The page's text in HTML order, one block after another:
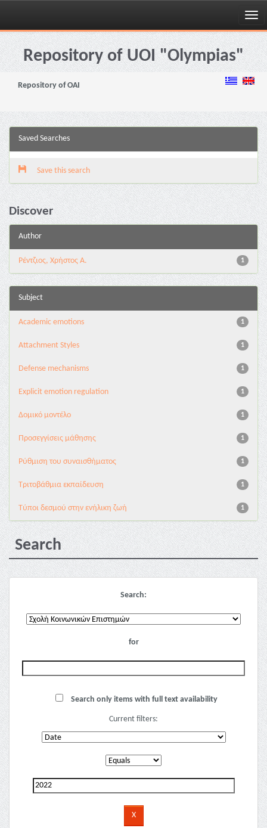
Skip
navigationRepository of UOI "Olympias"
Repository of OAI
Saved Searches
Save this search
Discover
Author
1
Ρέντζιος, Χρήστος Α.
Subject
1
Academic emotions
1
Attachment Styles
1
Defense mechanisms
1
Explicit emotion regulation
1
Δομικό μοντέλο
1
Προσεγγίσεις μάθησης
1
Ρύθμιση του συναισθήματος
1
Τριτοβάθμια εκπαίδευση
1
Τύποι δεσμού στην ενήλικη ζωή
Search
Search:
for
Search only items with full text availability
Current filters: